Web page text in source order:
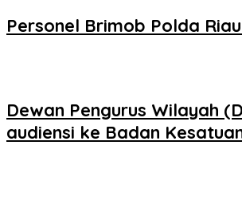
Personel Brimob Polda
Dewan Pengurus Wilayah
audiensi ke Badan